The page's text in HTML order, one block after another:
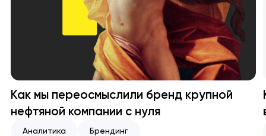
Как мы переосмыслили бренд крупной
нефтяной компании с нуля
Аналитика Брендинг